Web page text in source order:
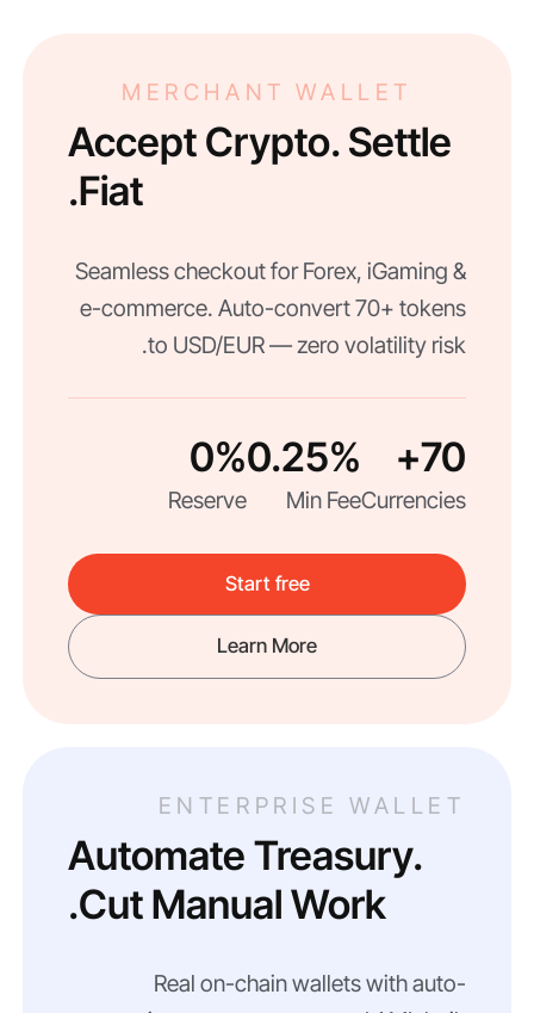
MERCHANT WALLET
Accept Crypto. Settle
Fiat.
Seamless checkout for Forex, iGaming &
e-commerce. Auto-convert 70+ tokens
to USD/EUR — zero volatility risk.
70+
Currencies
0.25%
Min Fee
0%
Reserve
Start free
Learn More
ENTERPRISE WALLET
Automate Treasury.
Cut Manual Work.
Real on-chain wallets with auto-